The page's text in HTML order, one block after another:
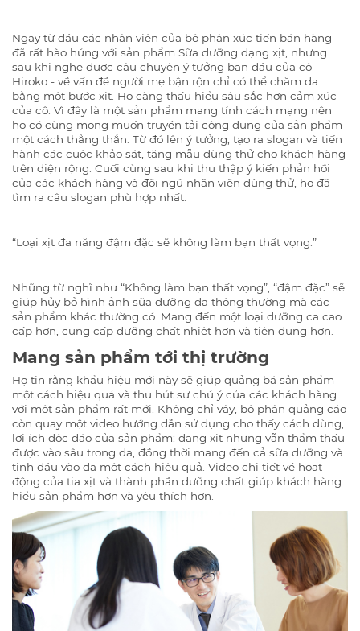
Ngay từ đầu các nhân viên của bộ phận xúc tiến bán hàng
đã rất hào hứng với sản phẩm Sữa dưỡng dạng xịt, nhưng
sau khi nghe được câu chuyện ý tưởng ban đầu của cô
Hiroko - về vấn đề người mẹ bận rộn chỉ có thể chăm da
bằng một bước xịt. Họ càng thấu hiểu sâu sắc hơn cảm xúc
của cô. Vì đây là một sản phẩm mang tính cách mạng nên
họ có cùng mong muốn truyền tải công dụng của sản phẩm
một cách thẳng thắn. Từ đó lên ý tưởng, tạo ra slogan và tiến
hành các cuộc khảo sát, tặng mẫu dùng thử cho khách hàng
trên diện rộng. Cuối cùng sau khi thu thập ý kiến phản hồi
của các khách hàng và đội ngũ nhân viên dùng thử, họ đã
tìm ra câu slogan phù hợp nhất:
“Loại xịt đa năng đậm đặc sẽ không làm bạn thất vọng.”
Những từ nghĩ như “Không làm bạn thất vọng”, “đậm đặc” sẽ
giúp hủy bỏ hình ảnh sữa dưỡng da thông thường mà các
sản phẩm khác thường có. Mang đến một loại dưỡng ca cao
cấp hơn, cung cấp dưỡng chất nhiệt hơn và tiện dụng hơn.
Mang sản phẩm tới thị trường
Họ tin rằng khẩu hiệu mới này sẽ giúp quảng bá sản phẩm
một cách hiệu quả và thu hút sự chú ý của các khách hàng
với một sản phẩm rất mới. Không chỉ vậy, bộ phận quảng cáo
còn quay một video hướng dẫn sử dụng cho thấy cách dùng,
lợi ích độc đáo của sản phẩm: dạng xịt nhưng vẫn thẩm thấu
được vào sâu trong da, đồng thời mang đến cả sữa dưỡng và
tinh dầu vào da một cách hiệu quả. Video chi tiết về hoạt
động của tia xịt và thành phần dưỡng chất giúp khách hàng
hiểu sản phẩm hơn và yêu thích hơn.